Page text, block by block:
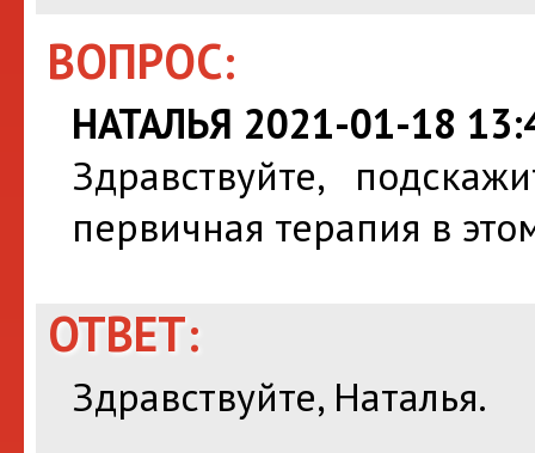
ВОПРОС:
НАТАЛЬЯ 2021-01-18
Здравствуйте,
первичная терапия в
ОТВЕТ:
Здравствуйте, Наталья.